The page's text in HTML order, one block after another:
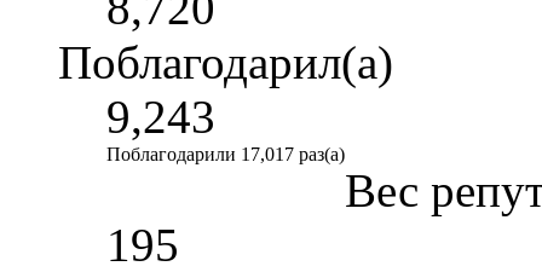
Поблагодарил(а)
9,243
Поблагодарили 17,017 раз(а)
Вес
195